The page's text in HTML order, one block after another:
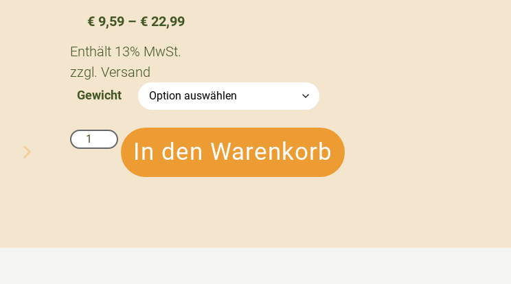
€ 9,59 – € 22,99
Enthält 13% MwSt.
zzgl. Versand
Gewicht
In den Warenkorb